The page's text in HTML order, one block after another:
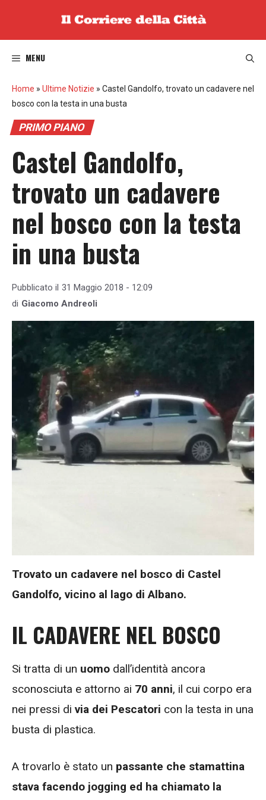
MENU
Home » Ultime Notizie » Castel Gandolfo, trovato un cadavere nel
bosco con la testa in una busta
PRIMO PIANO
Castel Gandolfo,
trovato un cadavere
nel bosco con la testa
in una busta
Pubblicato il 31 Maggio 2018 - 12:09
di Giacomo Andreoli
Trovato un cadavere nel bosco di Castel
Gandolfo, vicino al lago di Albano.
IL CADAVERE NEL BOSCO
Si tratta di un uomo dall’identità ancora
sconosciuta e attorno ai 70 anni, il cui corpo era
nei pressi di via dei Pescatori con la testa in una
busta di plastica.
A trovarlo è stato un passante che stamattina
stava facendo jogging ed ha chiamato la